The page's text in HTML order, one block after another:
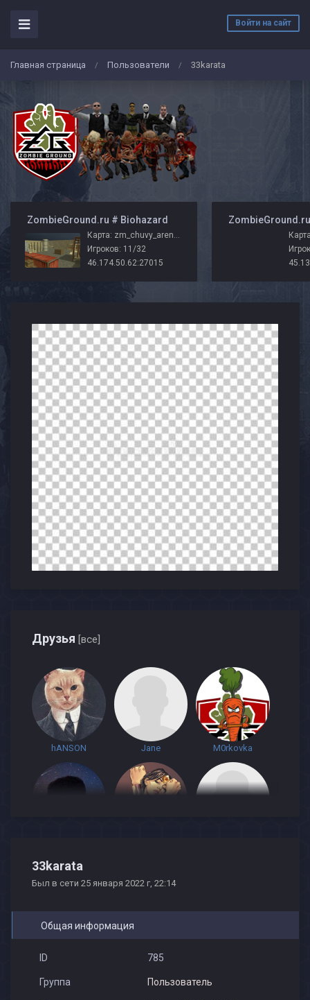
Войти на сайт
Главная страница / Пользователи / 33karata
️ ZombieGround.ru # Biohazard
Карта: zm_chuvy_arena_r_zg
Игроков: 11/32
46.174.50.62:27015
Друзья [все]
hANSON Jane M0rkovka
33karata
Был в сети 25 января 2022 г, 22:14
Общая информация
ID 785
Группа Пользователь